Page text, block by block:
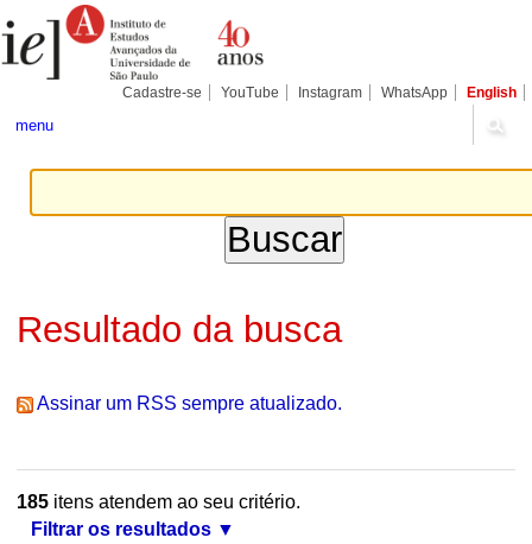
para
conteúdo.
Pessoais
Cadastre-se YouTube Instagram WhatsApp English
menu
Resultado da busca
Assinar um RSS sempre atualizado.
185itens atendem ao seu critério.
Filtrar os resultados